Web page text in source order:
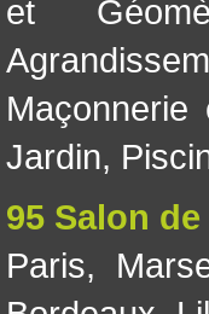
et
Maçonnerie
Jardin,
95 Salon
Paris,